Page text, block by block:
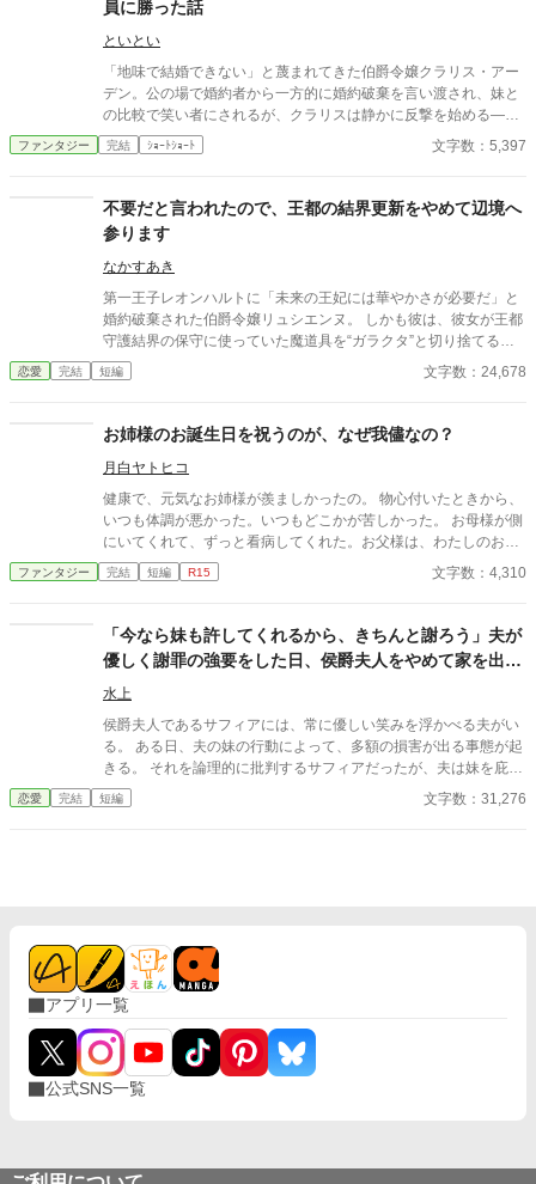
員に勝った話
といとい
「地味で結婚できない」と蔑まれてきた伯爵令嬢クラリス・アー
デン。公の場で婚約者から一方的に婚約破棄を言い渡され、妹と
の比較で笑い者にされるが、クラリスは静かに反撃を始める―
―。周到に集めた証拠と知略を武器に、貴族社会の表と裏を暴
き、見下してきた者たちを鮮やかに逆転。冷静さと気品で場を支
ファンタジー 完結 ｼｮｰﾄｼｮｰﾄ 文字数：5,397
不要だと言われたので、王都の結界更新をやめて辺境へ
参ります
なかすあき
第一王子レオンハルトに「未来の王妃には華やかさが必要だ」と
婚約破棄された伯爵令嬢リュシエンヌ。 しかも彼は、彼女が王都
守護結界の保守に使っていた魔道具を“ガラクタ”と切り捨てる。
だが、王子は知らなかった。結界の重要性だけではなく、それを
誰が支えていたのかを。 婚約解消とともに王家との保守契約を終
たリュシエンヌは、小さな村の夜を守るために新たな結界を立て
直していた。 不要だと言われたその手が、ようやく正しく必要と
される場所へ辿り着く、婚約破棄から始まる静かな逆転劇。
恋愛 完結 短編 文字数：24,678
お姉様のお誕生日を祝うのが、なぜ我儘なの？
月白ヤトヒコ
健康で、元気なお姉様が羨ましかったの。 物心付いたときから、
いつも体調が悪かった。いつもどこかが苦しかった。 お母様が側
にいてくれて、ずっと看病してくれた。お父様は、わたしのお医
者様の費用やお薬代を稼ぐのが大変なんだってお母様が言って
た。 わたし、知らなかったの。 自分が苦しかったから。お姉様の
誕生日をお祝いしたかった……んだけど、なぁ。 お姉様のお誕生
日を祝うのが、なぜ我儘なの？ ※『わたくしの誕生日を家族で祝
いたい、ですか？ そんな我儘仰らないでくださいな。』の、妹
視点。多分、『わたくしの誕生日を～』を先に読んでないとわか
り難いかもです。 設定はふわっと。
ファンタジー 完結 短編 R15 文字数：4,310
「今なら妹も許してくれるから、きちんと謝ろう」夫が
優しく謝罪の強要をした日、侯爵夫人をやめて家を出ま
した～デラミネーションによる夫の終焉～
水上
侯爵夫人であるサフィアには、常に優しい笑みを浮かべる夫がい
る。 ある日、夫の妹の行動によって、多額の損害が出る事態が起
きる。 それを論理的に批判するサフィアだったが、夫は妹を庇
い、さらに……。 「今なら妹も許してくれるから、きちんと謝ろ
う」 あろうことか、夫は諭すような優しい笑みを浮かべ、サフィ
恋愛 完結 短編 文字数：31,276
アプリ一覧
公式SNS一覧